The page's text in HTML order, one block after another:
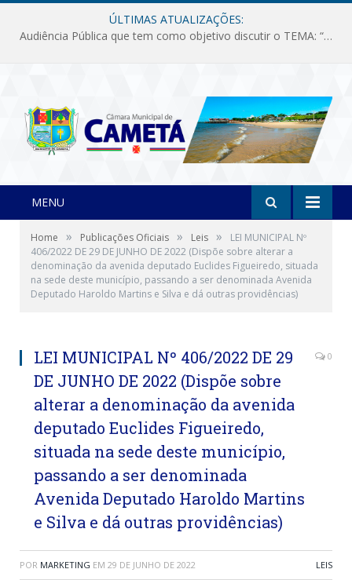
ÚLTIMAS ATUALIZAÇÕES:
Audiência Pública que tem como objetivo discutir o TEMA: “Fornecimento de Energia Elétrica em Debate: Tarifas, Qualidade e Atendimento dos Serviços”
MENU
Home » Publicações Oficiais » Leis »
LEI MUNICIPAL Nº
406/2022 DE 29 DE JUNHO DE 2022 (Dispõe sobre alterar a
denominação da avenida deputado Euclides Figueiredo, situada
na sede deste município, passando a ser denominada Avenida
Deputado Haroldo Martins e Silva e dá outras providências)
LEI MUNICIPAL Nº 406/2022 DE 29
DE JUNHO DE 2022 (Dispõe sobre
alterar a denominação da avenida
deputado Euclides Figueiredo,
situada na sede deste município,
passando a ser denominada
Avenida Deputado Haroldo Martins
e Silva e dá outras providências)
0
POR MARKETING EM 29 DE JUNHO DE 2022 LEIS